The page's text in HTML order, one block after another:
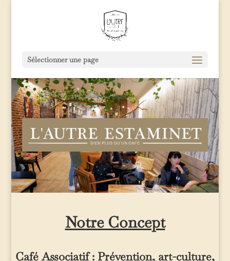
Sélectionner une page
Notre Concept
Café Associatif : Prévention, art-culture,